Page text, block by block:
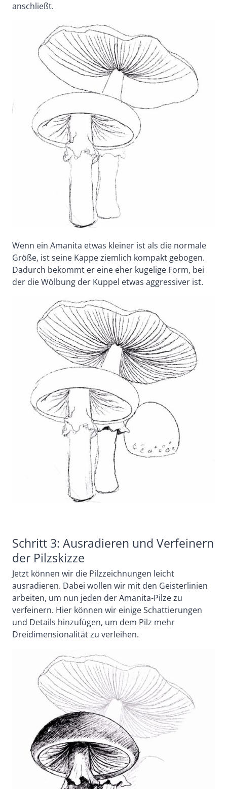
anschließt.
Wenn ein Amanita etwas kleiner ist als die normale
Größe, ist seine Kappe ziemlich kompakt gebogen.
Dadurch bekommt er eine eher kugelige Form, bei
der die Wölbung der Kuppel etwas aggressiver ist.
Schritt 3: Ausradieren und Verfeinern
der Pilzskizze
Jetzt können wir die Pilzzeichnungen leicht
ausradieren. Dabei wollen wir mit den Geisterlinien
arbeiten, um nun jeden der Amanita-Pilze zu
verfeinern. Hier können wir einige Schattierungen
und Details hinzufügen, um dem Pilz mehr
Dreidimensionalität zu verleihen.